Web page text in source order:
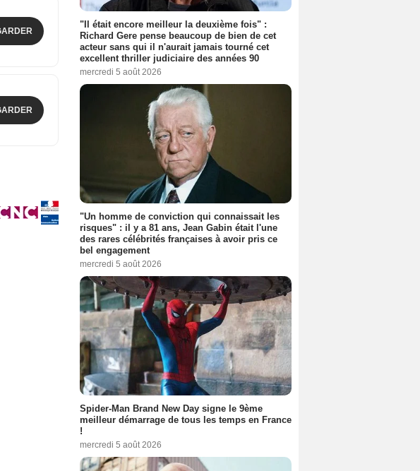
"Il était encore meilleur la deuxième fois" :
Richard Gere pense beaucoup de bien de cet
acteur sans qui il n'aurait jamais tourné cet
excellent thriller judiciaire des années 90
mercredi 5 août 2026
"Un homme de conviction qui connaissait les
risques" : il y a 81 ans, Jean Gabin était l'une
des rares célébrités françaises à avoir pris ce
bel engagement
mercredi 5 août 2026
Spider-Man Brand New Day signe le 9ème
meilleur démarrage de tous les temps en France
!
mercredi 5 août 2026